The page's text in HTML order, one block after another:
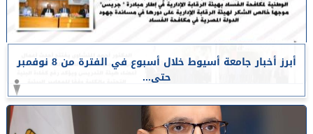
أبرز أخبار جامعة أسيوط خلال أسبوع في الفترة من 8 نوفمبر
حتى...